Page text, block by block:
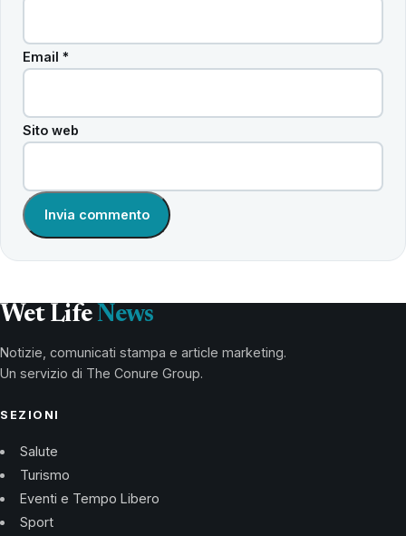
Email *
Sito web
Wet Life News
Notizie, comunicati stampa e article marketing.
Un servizio di The Conure Group.
SEZIONI
Salute
Turismo
Eventi e Tempo Libero
Sport